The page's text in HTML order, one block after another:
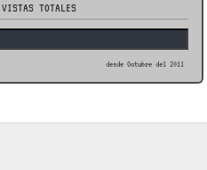
VISTAS TOTALES
desde Octubre del 2011